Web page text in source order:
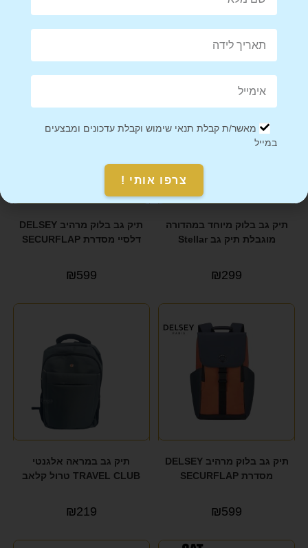
מוגבלת מעוצב Design
299
תיק גב בלוק מיוחד במהדורה
מוגבלת תיק גב Stellar
₪299
תיק גב בלוק מרהיב DELSEY
דלסיי מסדרת SECURFLAP
₪599
תיק גב בלוק מרהיב DELSEY
מסדרת SECURFLAP
₪599
תיק גב במראה אלגנטי
TRAVEL CLUB טרול קלאב
₪219
מאשר/ת קבלת תנאי שימוש וקבלת עדכונים ומבצעים
במייל
צרפו אותי !